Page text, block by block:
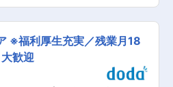
・運用業務 ・他
正、改修対応 ◇そ
改善提案 ・後進
ッジ共有（経験に
実装検証 ■こ
ム案件に、新規開
スキル次第で将来
対応可能な環境で
、遊技機のターゲ
画・開発を一貫し
※福利厚生充実／残業月18
歓迎